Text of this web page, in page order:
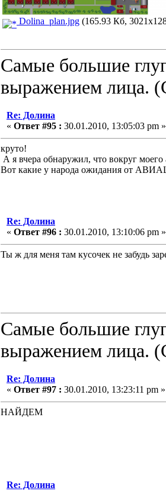
Dolina_plan.jpg (165.93 Кб,
Самые большие
выражением лица.
Re: Долина
« Ответ #95 : 30.01.2010, 13:05:03 pm »
круто!
А я вчера обнаружил, что вокруг
Вот какие у народа ожидания от
Re: Долина
« Ответ #96 : 30.01.2010, 13:10:06 pm »
Ты ж для меня там кусочек не забудь
Самые большие
выражением лица.
Re: Долина
« Ответ #97 : 30.01.2010, 13:23:11 pm »
НАЙДЕМ
Re: Долина